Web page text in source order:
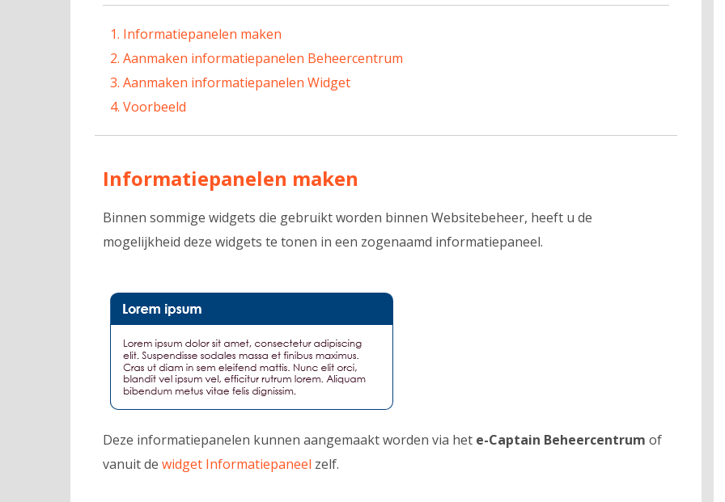
Informatiepanelen maken
Aanmaken informatiepanelen Beheercentrum
Aanmaken informatiepanelen Widget
Voorbeeld
Informatiepanelen maken
Binnen sommige widgets die gebruikt worden binnen Websitebeheer, heeft u de
mogelijkheid deze widgets te tonen in een zogenaamd informatiepaneel.
Deze informatiepanelen kunnen aangemaakt worden via het e-Captain Beheercentrum of
vanuit de widget Informatiepaneel zelf.